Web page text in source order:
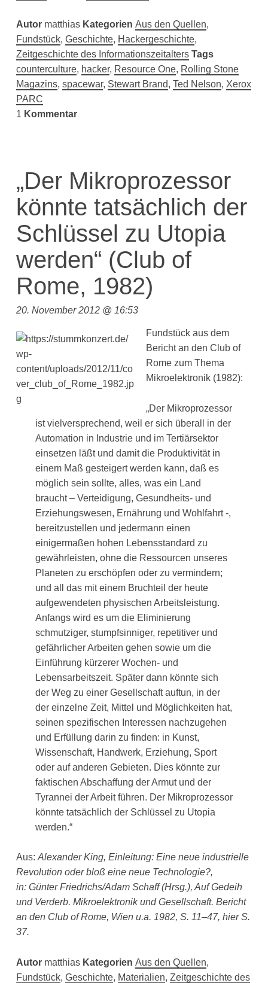
Autor matthias Kategorien Aus den Quellen,
Fundstück, Geschichte, Hackergeschichte,
Zeitgeschichte des Informationszeitalters Tags
counterculture, hacker, Resource One, Rolling Stone
Magazins, spacewar, Stewart Brand, Ted Nelson, Xerox
PARC
1 Kommentar
„Der Mikroprozessor
könnte tatsächlich der
Schlüssel zu Utopia
werden“ (Club of
Rome, 1982)
20. November 2012 @ 16:53
Fundstück aus dem
Bericht an den Club of
Rome zum Thema
Mikroelektronik (1982):
„Der Mikroprozessor
ist vielversprechend, weil er sich überall in der
Automation in Industrie und im Tertiärsektor
einsetzen läßt und damit die Produktivität in
einem Maß gesteigert werden kann, daß es
möglich sein sollte, alles, was ein Land
braucht – Verteidigung, Gesundheits- und
Erziehungswesen, Ernährung und Wohlfahrt -,
bereitzustellen und jedermann einen
einigermaßen hohen Lebensstandard zu
gewährleisten, ohne die Ressourcen unseres
Planeten zu erschöpfen oder zu vermindern;
und all das mit einem Bruchteil der heute
aufgewendeten physischen Arbeitsleistung.
Anfangs wird es um die Eliminierung
schmutziger, stumpfsinniger, repetitiver und
gefährlicher Arbeiten gehen sowie um die
Einführung kürzerer Wochen- und
Lebensarbeitszeit. Später dann könnte sich
der Weg zu einer Gesellschaft auftun, in der
der einzelne Zeit, Mittel und Möglichkeiten hat,
seinen spezifischen Interessen nachzugehen
und Erfüllung darin zu finden: in Kunst,
Wissenschaft, Handwerk, Erziehung, Sport
oder auf anderen Gebieten. Dies könnte zur
faktischen Abschaffung der Armut und der
Tyrannei der Arbeit führen. Der Mikroprozessor
könnte tatsächlich der Schlüssel zu Utopia
werden.“
Aus:Alexander King, Einleitung: Eine neue industrielle
Revolution oder bloß eine neue Technologie?,
in: Günter Friedrichs/Adam Schaff (Hrsg.), Auf Gedeih
und Verderb. Mikroelektronik und Gesellschaft. Bericht
an den Club of Rome, Wien u.a. 1982, S. 11–47, hier S.
37.
Autor matthias Kategorien Aus den Quellen,
Fundstück, Geschichte, Materialien, Zeitgeschichte des